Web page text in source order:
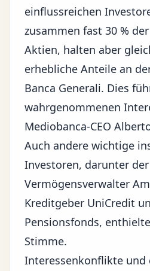
einflussreichen
zusammen fast 30 %
Aktien, halten aber
erhebliche Anteile an
Banca Generali. Dies
wahrgenommenen
Mediobanca-CEO
Auch andere wichtige
Investoren, darunter der
Vermögensverwalter
Kreditgeber UniCredit
Pensionsfonds,
Stimme.
Interessenkonflikte und